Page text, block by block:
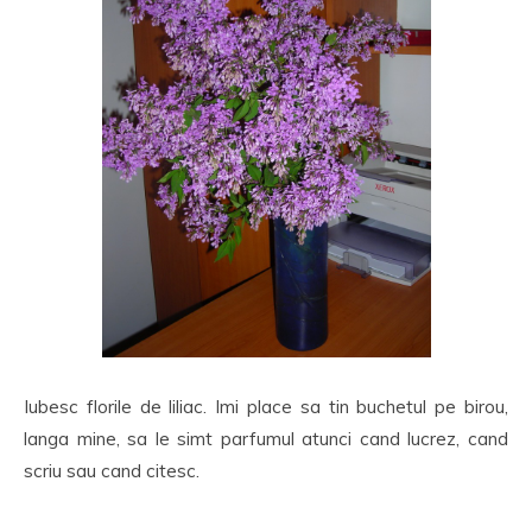
Iubesc florile de liliac. Imi place sa tin buchetul pe birou,
langa mine, sa le simt parfumul atunci cand lucrez, cand
scriu sau cand citesc.